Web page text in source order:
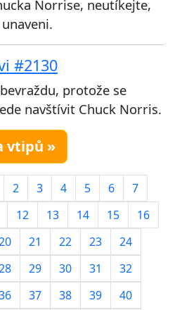
Norrise, neutíkejte,
#2130
protože se
navštívit Chuck Norris.
vtipů »
2 3 4 5 6
7
12 13 14 15
16
21 22 23
24
29 30 31
32
37 38 39
40